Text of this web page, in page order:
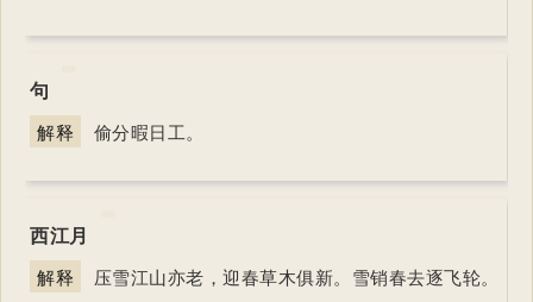
句
解释 偷分暇日工。
西江月
解释
压雪江山亦老，迎春草木俱新。雪销春去逐飞轮。